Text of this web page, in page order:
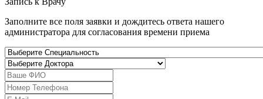
Заполните все поля заявки и дождитесь ответа нашего
администратора для согласования времени приема